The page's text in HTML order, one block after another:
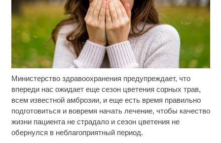
Министерство здравоохранения предупреждает, что
впереди нас ожидает еще сезон цветения сорных трав,
всем известной амброзии, и еще есть время правильно
подготовиться и вовремя начать лечение, чтобы качество
жизни пациента не страдало и сезон цветения не
обернулся в неблагоприятный период.
Ржу не переставая, это видео пересмотришь не
i
Ролик длится пару секунд, но вы будете в шоке
от увиденного
Ролик из Омска: вы будете смеяться долго